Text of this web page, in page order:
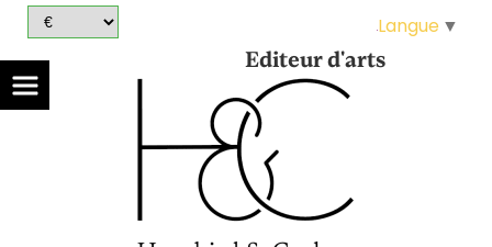
Editeur d'arts
Langue ▼
Panneau de gestion des cookies